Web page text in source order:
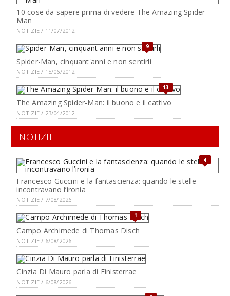
10 cose da sapere prima di vedere The Amazing Spider-
Man
NOTIZIE / 11/07/2012
9
Spider-Man, cinquant'anni e non sentirli
NOTIZIE / 15/06/2012
13
The Amazing Spider-Man: il buono e il cattivo
NOTIZIE / 23/04/2012
NOTIZIE
4
Francesco Guccini e la fantascienza: quando le stelle
incontravano l’ironia
NOTIZIE / 7/08/2026
1
Campo Archimede di Thomas Disch
NOTIZIE / 6/08/2026
Cinzia Di Mauro parla di Finisterrae
NOTIZIE / 6/08/2026